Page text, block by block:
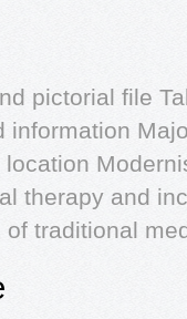
pictorial file
information
location
therapy and
of traditional